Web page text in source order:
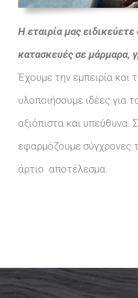
Η εταιρία μας ειδικεύετε
κατασκευές σε μάρμαρα,
Έχουμε την εμπειρία και
υλοποιήσουμε ιδέες για
αξιόπιστα και υπεύθυνα.
εφαρμόζουμε σύγχρονες
άρτιο αποτέλεσμα.